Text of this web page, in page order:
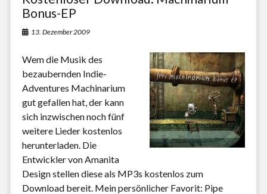
Bonus-EP
13. Dezember 2009
Wem die Musik des
bezaubernden Indie-
Adventures Machinarium
gut gefallen hat, der kann
sich inzwischen noch fünf
weitere Lieder kostenlos
herunterladen. Die
Entwickler von Amanita
Design stellen diese als MP3s kostenlos zum
Download bereit. Mein persönlicher Favorit: Pipe